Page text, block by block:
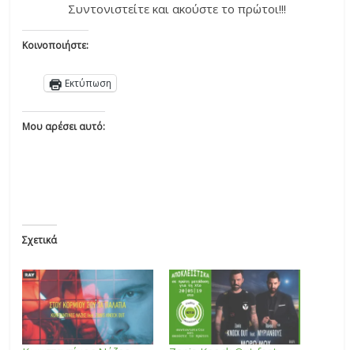
Συντονιστείτε και ακούστε το πρώτοι!!!
Κοινοποιήστε:
Εκτύπωση
Μου αρέσει αυτό:
Σχετικά